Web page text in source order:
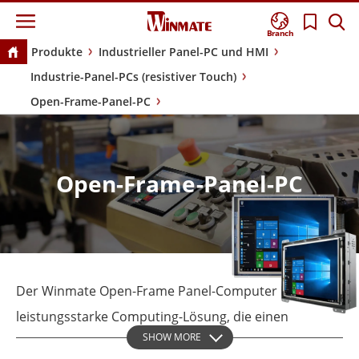
Branch
Produkte
Industrieller Panel-PC und HMI
Industrie-Panel-PCs (resistiver Touch)
Open-Frame-Panel-PC
Open-Frame-Panel-PC
Der Winmate Open-Frame Panel-Computer ist eine
leistungsstarke Computing-Lösung, die einen
Touchscreen-Display und interne Komponenten wie
SHOW MORE